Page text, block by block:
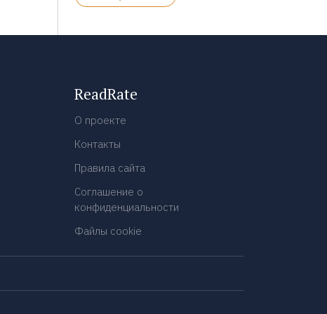
ReadRate
О проекте
Контакты
Правила сайта
Соглашение о
конфиденциальности
Файлы cookie